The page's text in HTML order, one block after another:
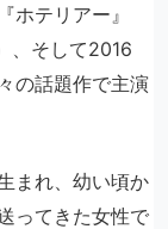
ホテリアー』
、そして2016
の話題作で主演
まれ、幼い頃か
ってきた女性で